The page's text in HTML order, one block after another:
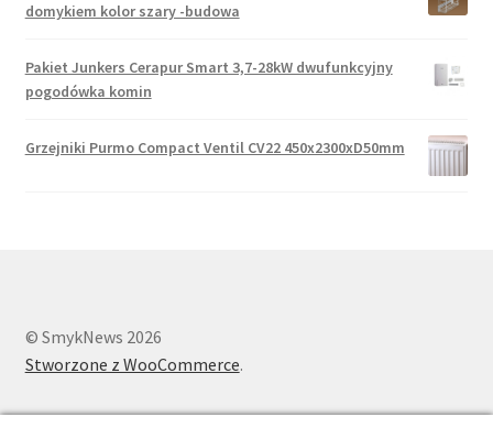
domykiem kolor szary -budowa
Pakiet Junkers Cerapur Smart 3,7-28kW dwufunkcyjny
pogodówka komin
Grzejniki Purmo Compact Ventil CV22 450x2300xD50mm
© SmykNews 2026
Stworzone z WooCommerce.